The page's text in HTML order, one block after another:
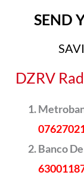
SEND
DZRV
Banco